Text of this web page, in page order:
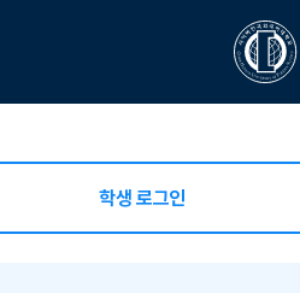
학생 로그인
선택됨